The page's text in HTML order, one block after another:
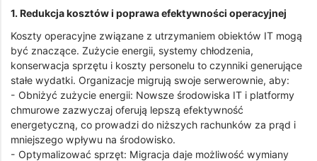
1. Redukcja kosztów i poprawa efektywności operacyjnej
Koszty operacyjne związane z utrzymaniem obiektów IT mogą
być znaczące. Zużycie energii, systemy chłodzenia,
konserwacja sprzętu i koszty personelu to czynniki generujące
stałe wydatki. Organizacje migrują swoje serwerownie, aby:
- Obniżyć zużycie energii: Nowsze środowiska IT i platformy
chmurowe zazwyczaj oferują lepszą efektywność
energetyczną, co prowadzi do niższych rachunków za prąd i
mniejszego wpływu na środowisko.
- Optymalizować sprzęt: Migracja daje możliwość wymiany